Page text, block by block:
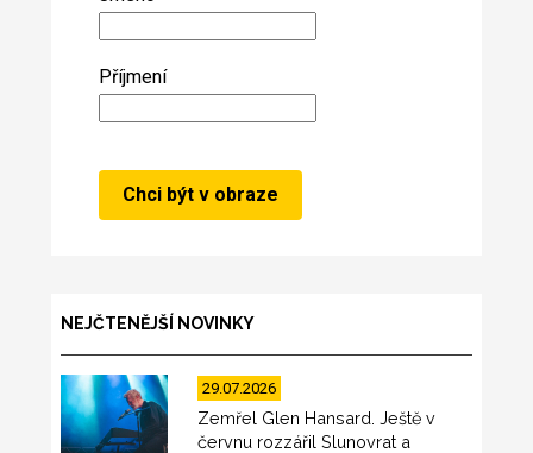
Příjmení
NEJČTENĚJŠÍ NOVINKY
29.07.2026
Zemřel Glen Hansard. Ještě v
červnu rozzářil Slunovrat a